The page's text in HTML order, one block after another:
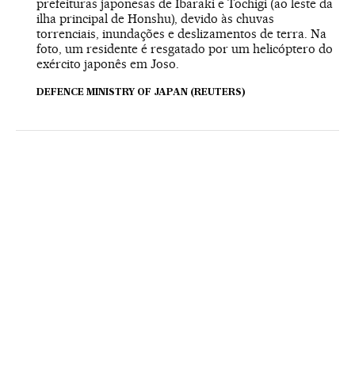
prefeituras japonesas de Ibaraki e Tochigi (ao leste da
ilha principal de Honshu), devido às chuvas
torrenciais, inundações e deslizamentos de terra. Na
foto, um residente é resgatado por um helicóptero do
exército japonês em Joso.
DEFENCE MINISTRY OF JAPAN (REUTERS)